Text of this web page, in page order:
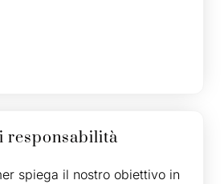
responsabilità
spiega il nostro obiettivo in